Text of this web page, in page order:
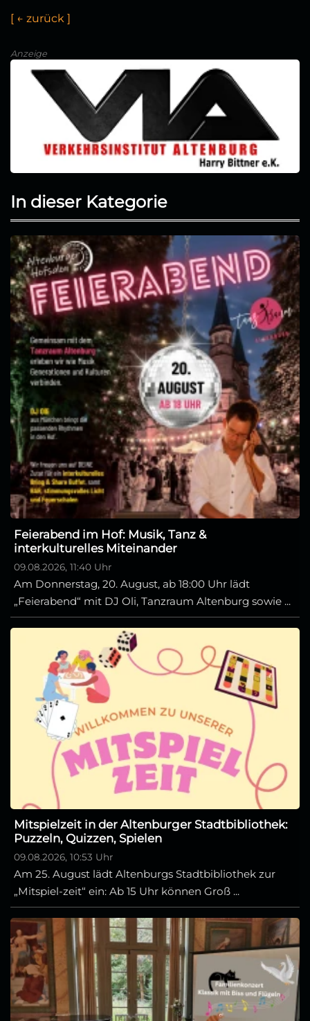
[ ← zurück ]
Anzeige
In dieser Kategorie
Feierabend im Hof: Musik, Tanz &
interkulturelles Miteinander
09.08.2026, 11:40 Uhr
Am Donnerstag, 20. August, ab 18:00 Uhr lädt
„Feierabend“ mit DJ Oli, Tanzraum Altenburg sowie ...
Mitspielzeit in der Altenburger Stadtbibliothek:
Puzzeln, Quizzen, Spielen
09.08.2026, 10:53 Uhr
Am 25. August lädt Altenburgs Stadtbibliothek zur
„Mitspiel-zeit“ ein: Ab 15 Uhr können Groß ...